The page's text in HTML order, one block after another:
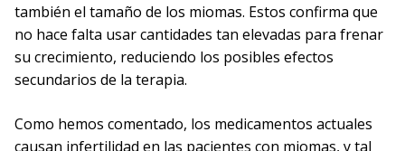
también el tamaño de los miomas. Estos confirma que
no hace falta usar cantidades tan elevadas para frenar
su crecimiento, reduciendo los posibles efectos
secundarios de la terapia.
Como hemos comentado, los medicamentos actuales
causan infertilidad en las pacientes con miomas, y tal